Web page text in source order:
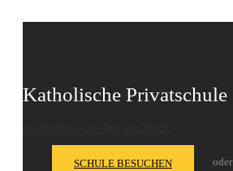
Katholische Privatschule
oder
SCHULE BESUCHEN